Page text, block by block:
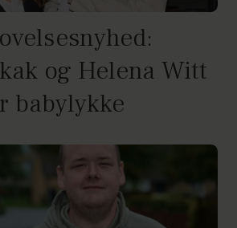
og Helena Witt
babylykke